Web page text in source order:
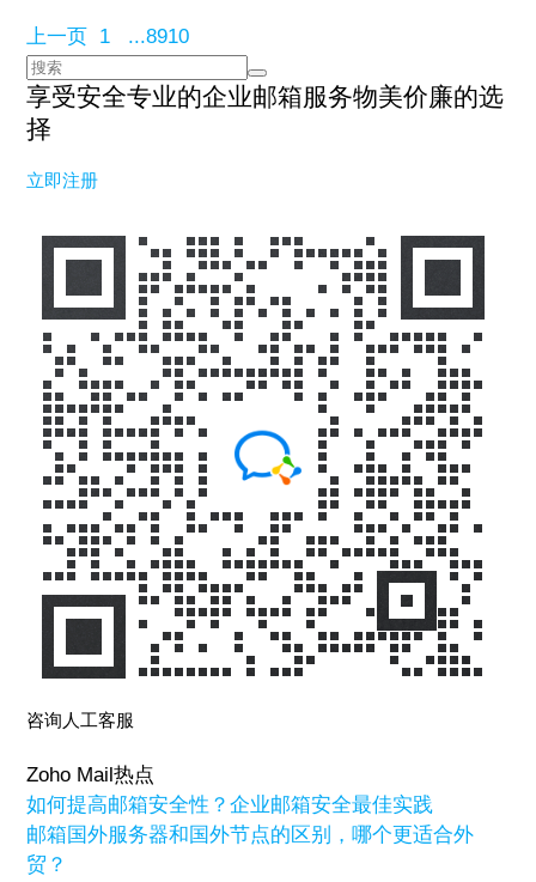
上一页 1 ...8910
享受安全专业的企业邮箱服务物美价廉的选
择
立即注册
咨询人工客服
Zoho Mail热点
如何提高邮箱安全性？企业邮箱安全最佳实践
邮箱国外服务器和国外节点的区别，哪个更适合外
贸？